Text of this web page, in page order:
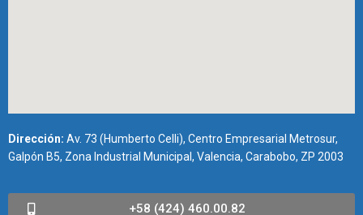
Dirección: Av. 73 (Humberto Celli), Centro Empresarial Metrosur,
Galpón B5, Zona Industrial Municipal, Valencia, Carabobo, ZP 2003
+58 (424) 460.00.82